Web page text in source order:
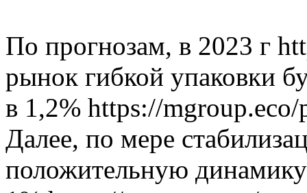
По прогнозам, в 2023 г
рынок гибкой упаковки
в 1,2% https://mgroup.eco/
Далее, по мере
положительную